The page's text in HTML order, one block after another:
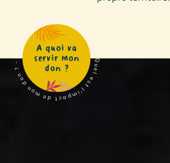
A quoi va
servir mon
don ?
Quel est l'impact de mon don ? - Quel est l'impact de mon don ? -